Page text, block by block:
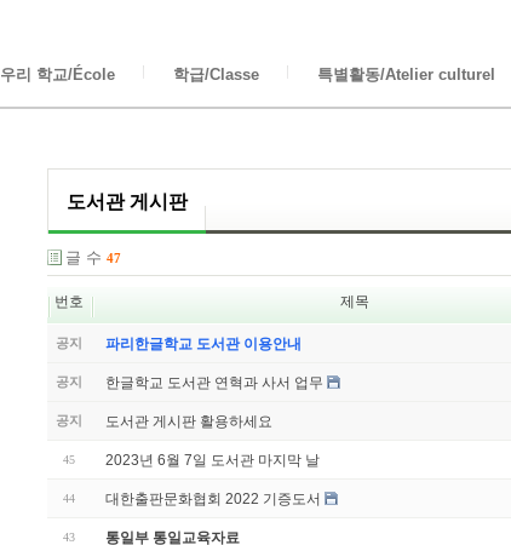
우리 학교/École 학급/Classe 특별활동/Atelier culturel
도서관 게시판
글 수 47
번호 제목
공지 파리한글학교 도서관 이용안내
공지 한글학교 도서관 연혁과 사서 업무
공지 도서관 게시판 활용하세요
45 2023년 6월 7일 도서관 마지막 날
44 대한출판문화협회 2022 기증도서
43 통일부 통일교육자료